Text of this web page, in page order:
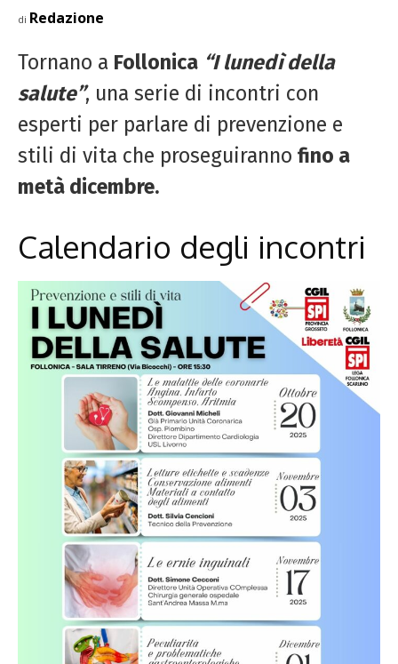
di Redazione
Tornano a Follonica “I lunedì della
salute”, una serie di incontri con
esperti per parlare di prevenzione e
stili di vita che proseguiranno fino a
metà dicembre.
Calendario degli incontri